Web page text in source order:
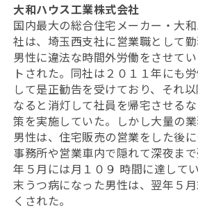
大和ハウス工業株式会社
国内最大の総合住宅メーカー・大
社は、埼玉西支社に営業職として
男性に違法な時間外労働をさせて
トされた。同社は２０１１年にも
して是正勧告を受けており、それ
なると消灯して社員を帰宅させる
策を実施していた。しかし大量の
男性は、住宅販売の営業をした後
事務所や営業車内で隠れて深夜ま
年５月には月１０９ 時間に達して
末うつ病になった男性は、翌年５
くされた。